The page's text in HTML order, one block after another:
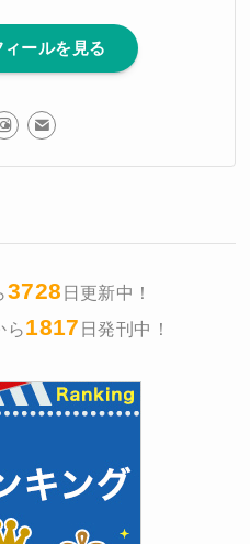
ールを見る
3728 日更新中！
ら1817 日発刊中！